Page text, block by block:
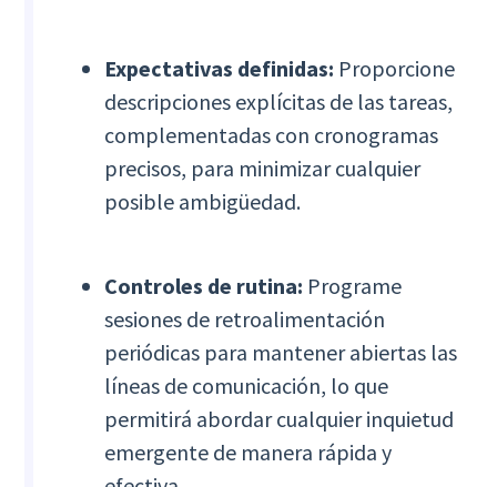
Expectativas definidas: Proporcione
descripciones explícitas de las tareas,
complementadas con cronogramas
precisos, para minimizar cualquier
posible ambigüedad.
Controles de rutina: Programe
sesiones de retroalimentación
periódicas para mantener abiertas las
líneas de comunicación, lo que
permitirá abordar cualquier inquietud
emergente de manera rápida y